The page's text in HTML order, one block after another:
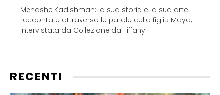
Menashe Kadishman: la sua storia e la sua arte
raccontate attraverso le parole della figlia Maya,
intervistata da Collezione da Tiffany
RECENTI